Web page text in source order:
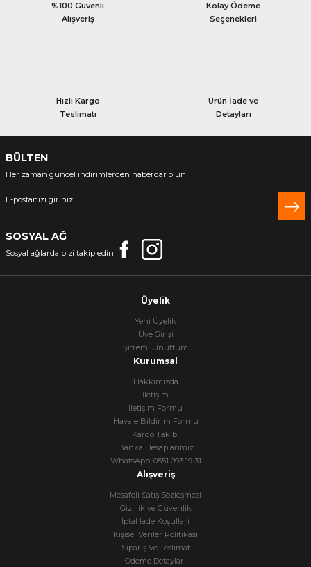
%100 Güvenli
Alışveriş
Kolay Ödeme
Seçenekleri
Hızlı Kargo
Teslimatı
Ürün İade ve
Detayları
BÜLTEN
Her zaman güncel indirimlerden haberdar olun
SOSYAL AĞ
Sosyal ağlarda bizi takip edin
Üyelik
Yeni Üyelik
Üye Girişi
Şifremi Unuttum
Kurumsal
Hakkımızda
İletişim
İletişim Formu
Havale Bildirim Formu
Kargo Takibi
Banka Hesaplarımız
WhatsApp: 0551 093 19 31
Alışveriş
Mesafeli Satış Sözleşmesi
Gizlilik ve Güvenlik
İptal İade Koşullari
Kişisel Veriler Politikası
Sipariş Ve Teslimat
Ödeme Detayları